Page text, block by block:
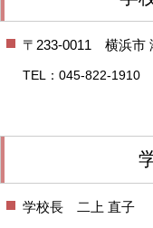
〒233-0011 横浜市
TEL：045-822-1910
学校長 二上 直子